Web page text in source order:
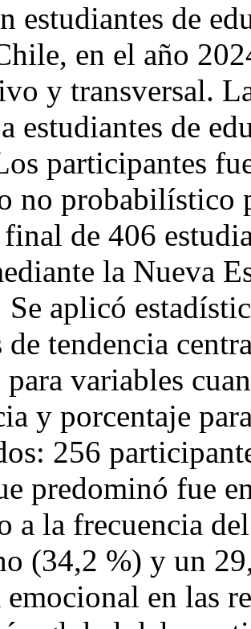
estudiantes de
en el año
y transversal.
estudiantes de
participantes
no probabilístico
de 406
la Nueva
Se aplicó
de tendencia
variables
y porcentaje
256
predominó fue
a la frecuencia
(34,2 %) y un
emocional en las